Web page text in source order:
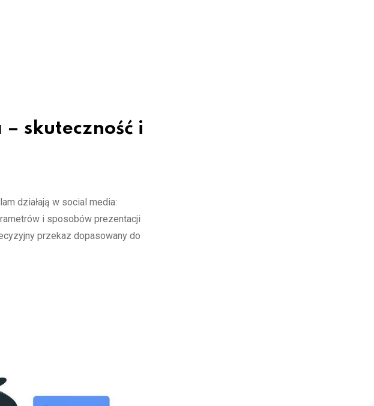
skuteczność i
działają w social media:
i sposobów prezentacji
przekaz dopasowany do